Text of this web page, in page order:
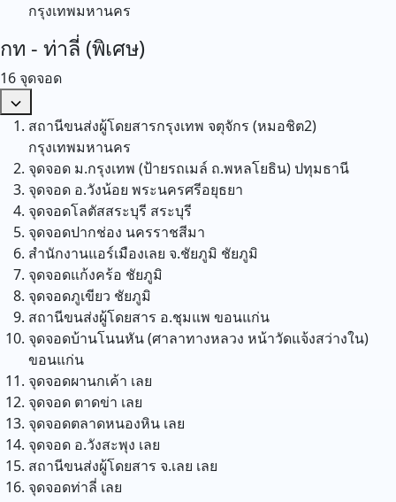
กรุงเทพมหานคร
กท - ท่าลี่ (พิเศษ)
16 จุดจอด
สถานีขนส่งผู้โดยสารกรุงเทพ จตุจักร (หมอชิต2)
กรุงเทพมหานคร
จุดจอด ม.กรุงเทพ (ป้ายรถเมล์ ถ.พหลโยธิน)ปทุมธานี
จุดจอด อ.วังน้อย พระนครศรีอยุธยา
จุดจอดโลตัสสระบุรี สระบุรี
จุดจอดปากช่อง นครราชสีมา
สำนักงานแอร์เมืองเลย จ.ชัยภูมิ ชัยภูมิ
จุดจอดแก้งคร้อ ชัยภูมิ
จุดจอดภูเขียว ชัยภูมิ
สถานีขนส่งผู้โดยสาร อ.ชุมแพ ขอนแก่น
จุดจอดบ้านโนนหัน (ศาลาทางหลวง หน้าวัดแจ้งสว่างใน)
ขอนแก่น
จุดจอดผานกเค้า เลย
จุดจอด ตาดข่า เลย
จุดจอดตลาดหนองหิน เลย
จุดจอด อ.วังสะพุง เลย
สถานีขนส่งผู้โดยสาร จ.เลย เลย
จุดจอดท่าลี่ เลย